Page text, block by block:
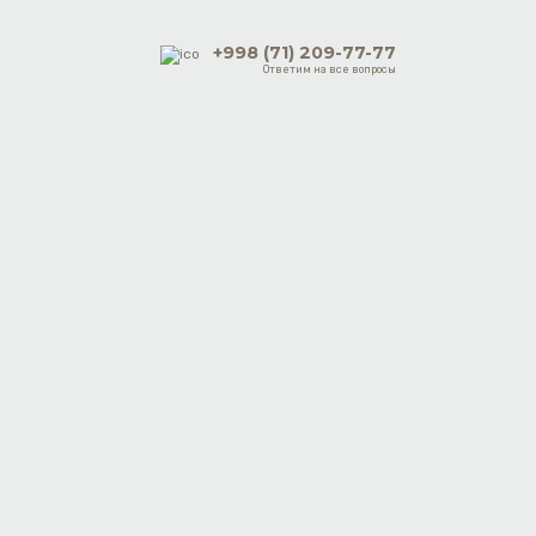
+998 (71) 209-77-77
Ответим на все вопросы